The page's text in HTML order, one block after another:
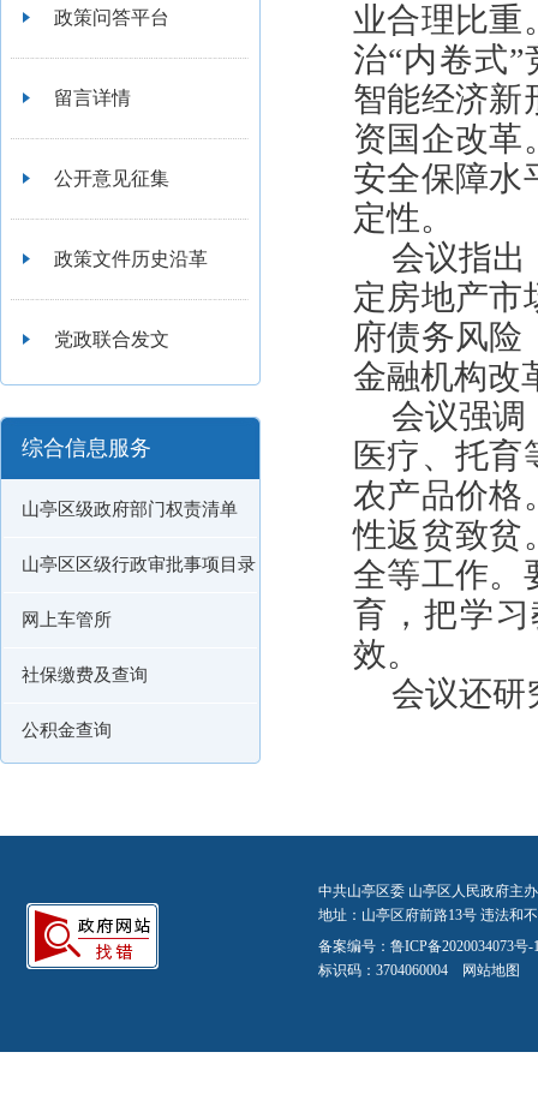
政策问答平台
留言详情
公开意见征集
政策文件历史沿革
党政联合发文
综合信息服务
山亭区级政府部门权责清单
山亭区区级行政审批事项目录
网上车管所
社保缴费及查询
公积金查询
业合理比重
治“内卷式
智能经济新
资国企改革
安全保障水
定性。
会议指出
定房地产市
府债务风险
金融机构改
会议强调
医疗、托育
农产品价格
性返贫致贫
全等工作。
育，把学
效。
会议还研
中共山亭区委 山亭区人民政府主
地址：山亭区府前路13号 违法和
备案编号： 鲁ICP备2020034073号-
标识码：3704060004 网站地图